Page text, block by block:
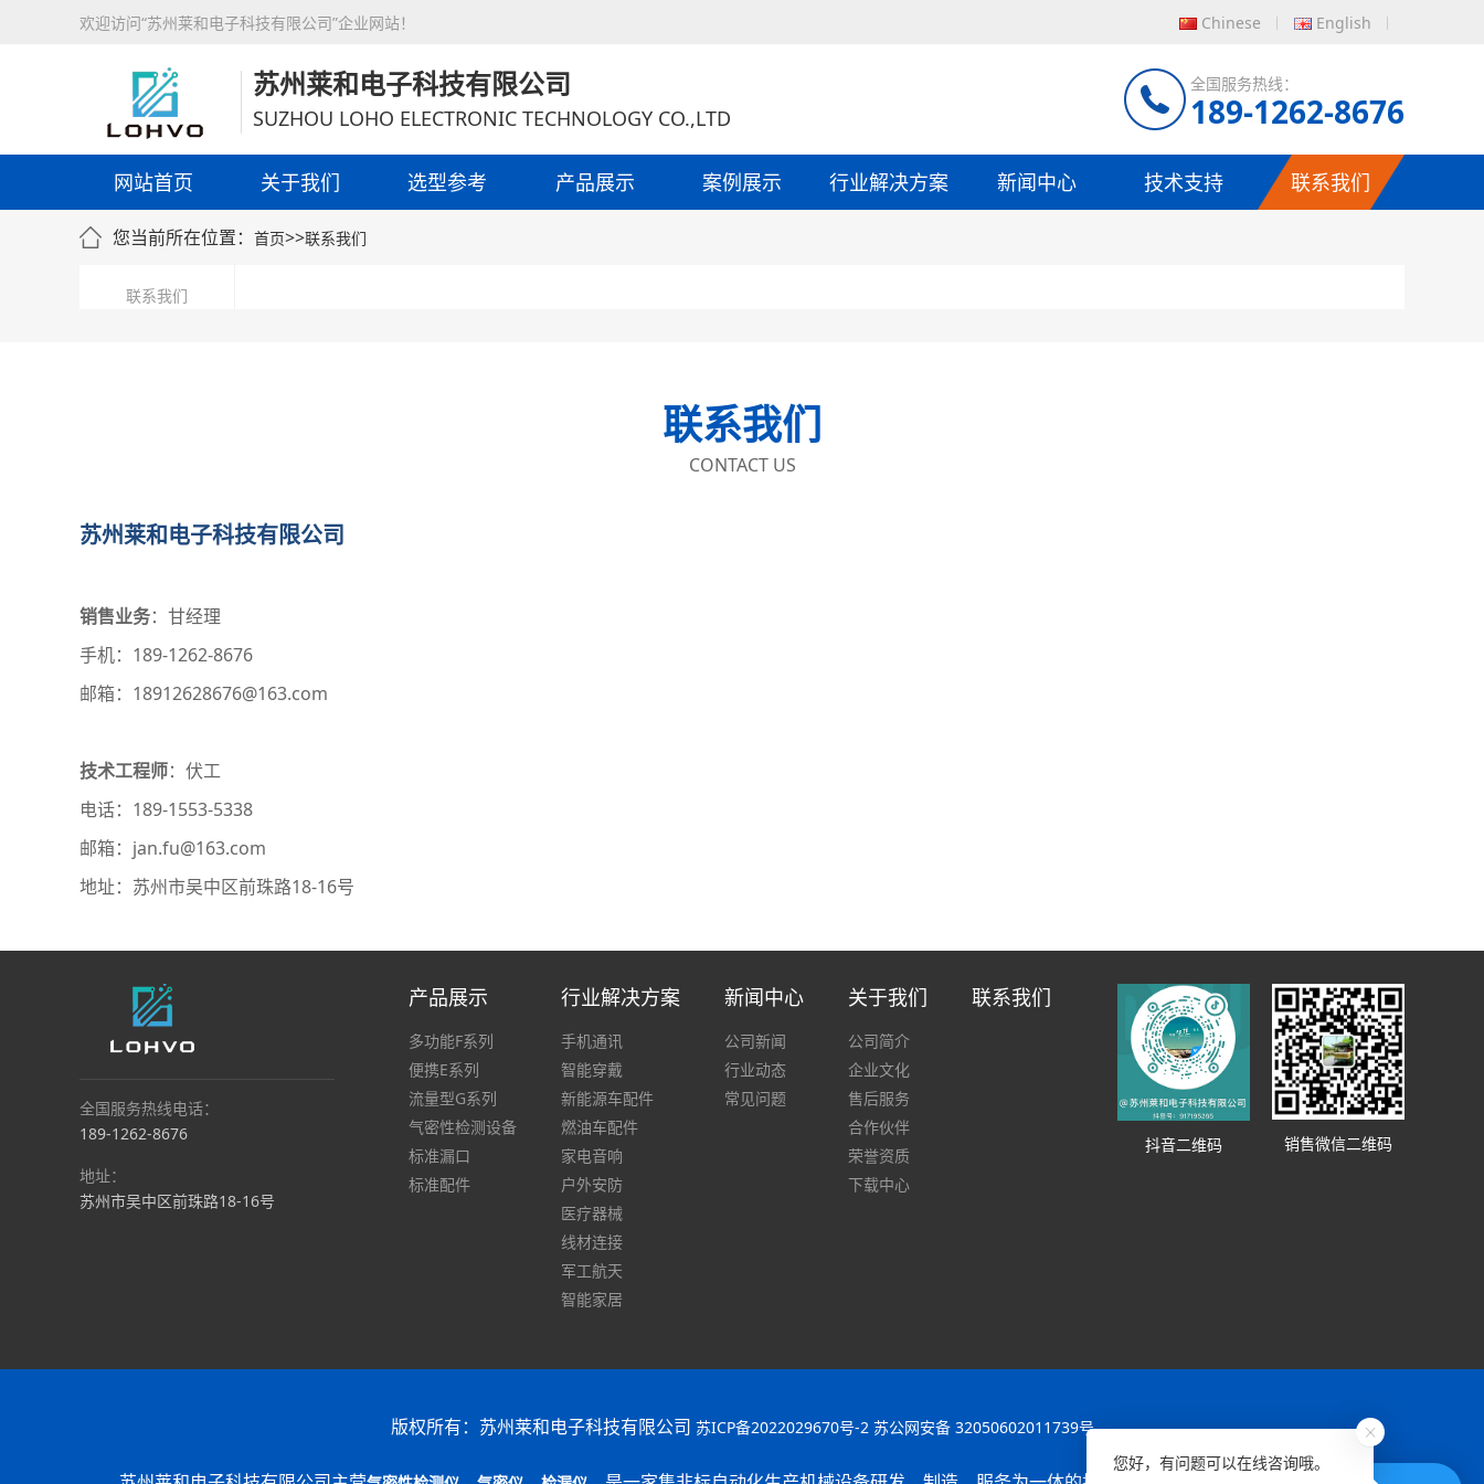
欢迎访问“苏州莱和电子科技有限公司”企业网站！ Chinese English
苏州莱和电子科技有限公司
SUZHOU LOHO ELECTRONIC TECHNOLOGY CO.,LTD
全国服务热线：
189-1262-8676
网站首页 关于我们 选型参考 产品展示 案例展示 行业解决方案 新闻中心 技术支持 联系我们
您当前所在位置： 首页>>联系我们
联系我们
联系我们
CONTACT US
苏州莱和电子科技有限公司
销售业务：甘经理
手机：189-1262-8676
邮箱：18912628676@163.com
技术工程师：伏工
电话：189-1553-5338
邮箱：jan.fu@163.com
地址：苏州市吴中区前珠路18-16号
销售微信二维码
抖音二维码
产品展示
多功能F系列
便携E系列
流量型G系列
气密性检测设备
标准漏口
标准配件
行业解决方案
手机通讯
智能穿戴
新能源车配件
燃油车配件
家电音响
户外安防
医疗器械
线材连接
军工航天
智能家居
新闻中心
公司新闻
行业动态
常见问题
关于我们
公司简介
企业文化
售后服务
合作伙伴
荣誉资质
下载中心
联系我们
全国服务热线电话：
189-1262-8676
地址：
苏州市吴中区前珠路18-16号
版权所有：苏州莱和电子科技有限公司 苏ICP备2022029670号-2 苏公网安备 32050602011739号
您好，有问题可以在线咨询哦。